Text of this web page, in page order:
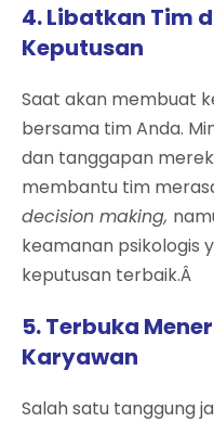
4. Libatkan Tim
Keputusan
Saat akan membuat
bersama tim Anda.
dan tanggapan
membantu tim
decision making,
keamanan psikologis
keputusan terbaik.Â
5. Terbuka
Karyawan
Salah satu tanggung